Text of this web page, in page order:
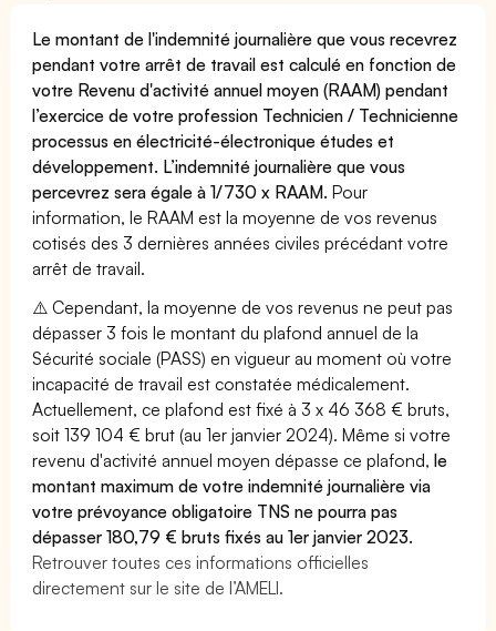
Le montant de l'indemnité journalière que vous recevrez
pendant votre arrêt de travail est calculé en fonction de
votre Revenu d'activité annuel moyen (RAAM) pendant
l’exercice de votre profession Technicien / Technicienne
processus en électricité-électronique études et
développement. L’indemnité journalière que vous
percevrez sera égale à 1/730 x RAAM. Pour
information, le RAAM est la moyenne de vos revenus
cotisés des 3 dernières années civiles précédant votre
arrêt de travail.
⚠️ Cependant, la moyenne de vos revenus ne peut pas
dépasser 3 fois le montant du plafond annuel de la
Sécurité sociale (PASS) en vigueur au moment où votre
incapacité de travail est constatée médicalement.
Actuellement, ce plafond est fixé à 3 x 46 368 € bruts,
soit 139 104 € brut (au 1er janvier 2024). Même si votre
revenu d'activité annuel moyen dépasse ce plafond,le
montant maximum de votre indemnité journalière via
votre prévoyance obligatoire TNS ne pourra pas
dépasser 180,79 € bruts fixés au 1er janvier 2023.
Retrouver toutes ces informations officielles
directement sur le site de l’AMELI.